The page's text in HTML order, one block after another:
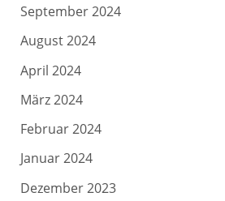
September 2024
August 2024
April 2024
März 2024
Februar 2024
Januar 2024
Dezember 2023